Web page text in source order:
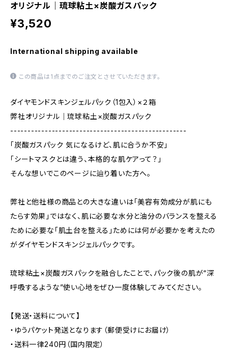
オリジナル｜琉球粘土×炭酸ガスパック
¥3,520
International shipping available
この商品は1点までのご注文とさせていただきます。
ダイヤモンドスキンジェルパック（1包入）×２箱
弊社オリジナル｜琉球粘土×炭酸ガスパック
---------------------------------------------------
「炭酸ガスパック 気になるけど、肌に合うか不安」
「シートマスクとは違う、本格的な肌ケアって？」
そんな想いでこのページに辿り着いた方へ。
弊社と他社様の商品との大きな違いは「美容有効成分が肌にも
たらす効果」ではなく、肌に必要な水分と油分のバランスを整える
ために必要な「肌土台を整える」ためには何が必要かを考えたの
がダイヤモンドスキンジェルパックです。
琉球粘土×炭酸ガスパックを融合したことで、パック後の肌が“深
呼吸するような”使い心地をぜひ一度体験してみてください。
【発送・送料について】
・ゆうパケット発送となります（郵便受けにお届け）
・送料一律240円（国内限定）